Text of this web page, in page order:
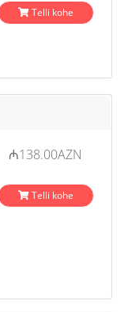
Telli kohe
₼138.00AZN
Telli kohe